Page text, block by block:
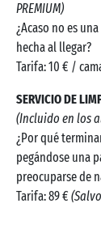
PREMIUM)
¿Acaso no es
hecha al llegar?
Tarifa: 10 € /
SERVICIO DE
(Incluido en los
¿Por qué
pegándose una
preocuparse de
Tarifa: 89 €